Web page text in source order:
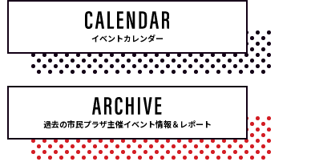
イベントカレンダー
過去の市民プラザ主催イベント情報＆レポート